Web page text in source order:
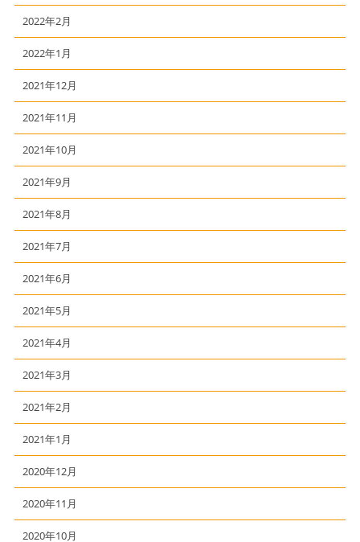
2022年2月
2022年1月
2021年12月
2021年11月
2021年10月
2021年9月
2021年8月
2021年7月
2021年6月
2021年5月
2021年4月
2021年3月
2021年2月
2021年1月
2020年12月
2020年11月
2020年10月